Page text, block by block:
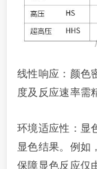
线性响应：颜色
度及反应速率需
环境适应性：显
显色结果。例如
保障显色反应仅